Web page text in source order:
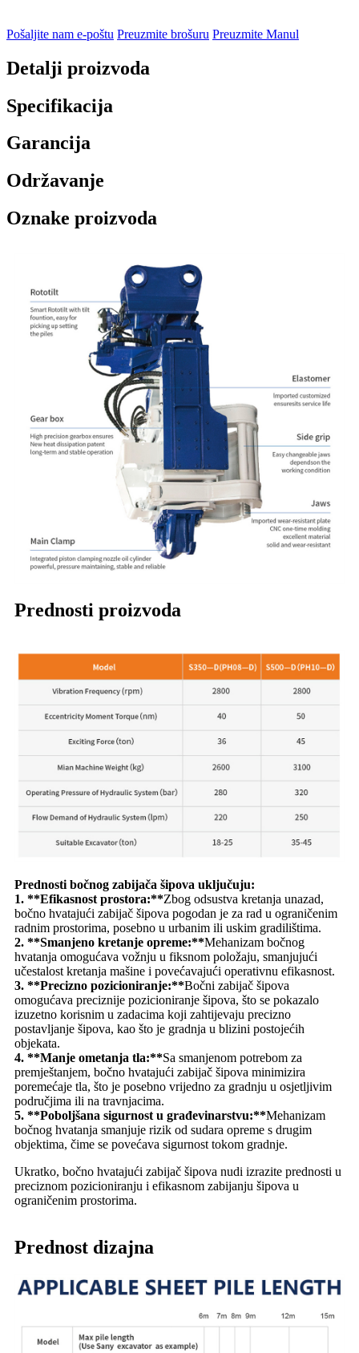
Pošaljite nam e-poštu Preuzmite brošuru Preuzmite Manul
Detalji proizvoda
Specifikacija
Garancija
Održavanje
Oznake proizvoda
Prednosti proizvoda
Prednosti bočnog zabijača šipova uključuju:
1. **Efikasnost prostora:**Zbog odsustva kretanja unazad,
bočno hvatajući zabijač šipova pogodan je za rad u ograničenim
radnim prostorima, posebno u urbanim ili uskim gradilištima.
2. **Smanjeno kretanje opreme:**Mehanizam bočnog
hvatanja omogućava vožnju u fiksnom položaju, smanjujući
učestalost kretanja mašine i povećavajući operativnu efikasnost.
3. **Precizno pozicioniranje:**Bočni zabijač šipova
omogućava preciznije pozicioniranje šipova, što se pokazalo
izuzetno korisnim u zadacima koji zahtijevaju precizno
postavljanje šipova, kao što je gradnja u blizini postojećih
objekata.
4. **Manje ometanja tla:**Sa smanjenom potrebom za
premještanjem, bočno hvatajući zabijač šipova minimizira
poremećaje tla, što je posebno vrijedno za gradnju u osjetljivim
područjima ili na travnjacima.
5. **Poboljšana sigurnost u građevinarstvu:**Mehanizam
bočnog hvatanja smanjuje rizik od sudara opreme s drugim
objektima, čime se povećava sigurnost tokom gradnje.
Ukratko, bočno hvatajući zabijač šipova nudi izrazite prednosti u
preciznom pozicioniranju i efikasnom zabijanju šipova u
ograničenim prostorima.
Prednost dizajna